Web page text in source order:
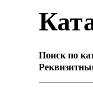
Поиск по